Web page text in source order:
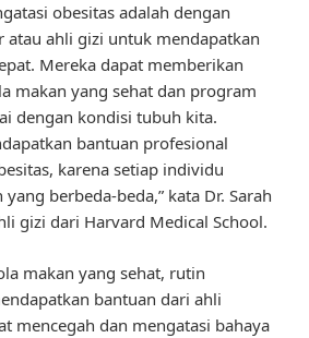
obesitas adalah dengan
atau ahli gizi untuk mendapatkan
Mereka dapat memberikan
makan yang sehat dan program
dengan kondisi tubuh kita.
bantuan profesional
karena setiap individu
berbeda-beda,” kata Dr. Sarah
gizi dari Harvard Medical School.
makan yang sehat, rutin
bantuan dari ahli
mencegah dan mengatasi bahaya